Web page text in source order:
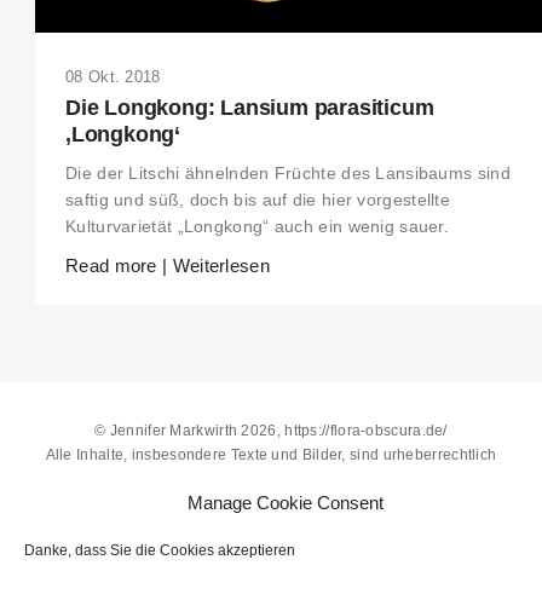
Manage Cookie Consent
Danke, dass Sie die Cookies akzeptieren
08 Okt. 2018
Die Longkong: Lansium parasiticum
‚Longkong‘
Die der Litschi ähnelnden Früchte des Lansibaums sind
saftig und süß, doch bis auf die hier vorgestellte
Kulturvarietät „Longkong“ auch ein wenig sauer.
Read more | Weiterlesen
© Jennifer Markwirth 2026, https://flora-obscura.de/
Alle Inhalte, insbesondere Texte und Bilder, sind urheberrechtlich
Veröffentlichung, Bearbeitung und Übersetzung, bleiben vorbehalten.
Urheberrecht verstößt (z.B. Bilder oder Texte unerlaubt kopiert), macht